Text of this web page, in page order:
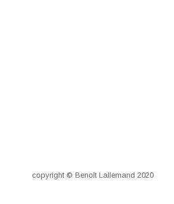
copyright © Benoît Lallemand 2020